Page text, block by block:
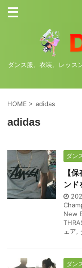
ダンス服、衣装、レッス
HOME > adidas
adidas
ダン
【
ンド
New
ェア,
ダン